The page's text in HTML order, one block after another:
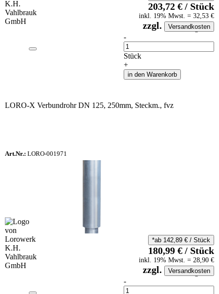
auf Anfrageliste
-
Anzahl
Stück
+
in den Warenkorb
203,72 €/ Stück
inkl. 19% Mwst. = 32,53 €
zzgl. Versandkosten
LORO-X Verbundrohr DN 125, 250mm, Steckm., fvz
Art.Nr.: LORO-001971
auf Anfrageliste
-
Anzahl
*ab 142,89 €/ Stück
180,99 €/ Stück
inkl. 19% Mwst. = 28,90 €
zzgl. Versandkosten